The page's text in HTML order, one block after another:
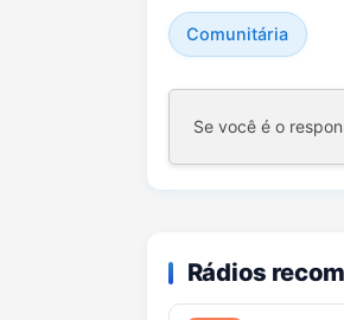
Comunitária
Se você é o
Rádios